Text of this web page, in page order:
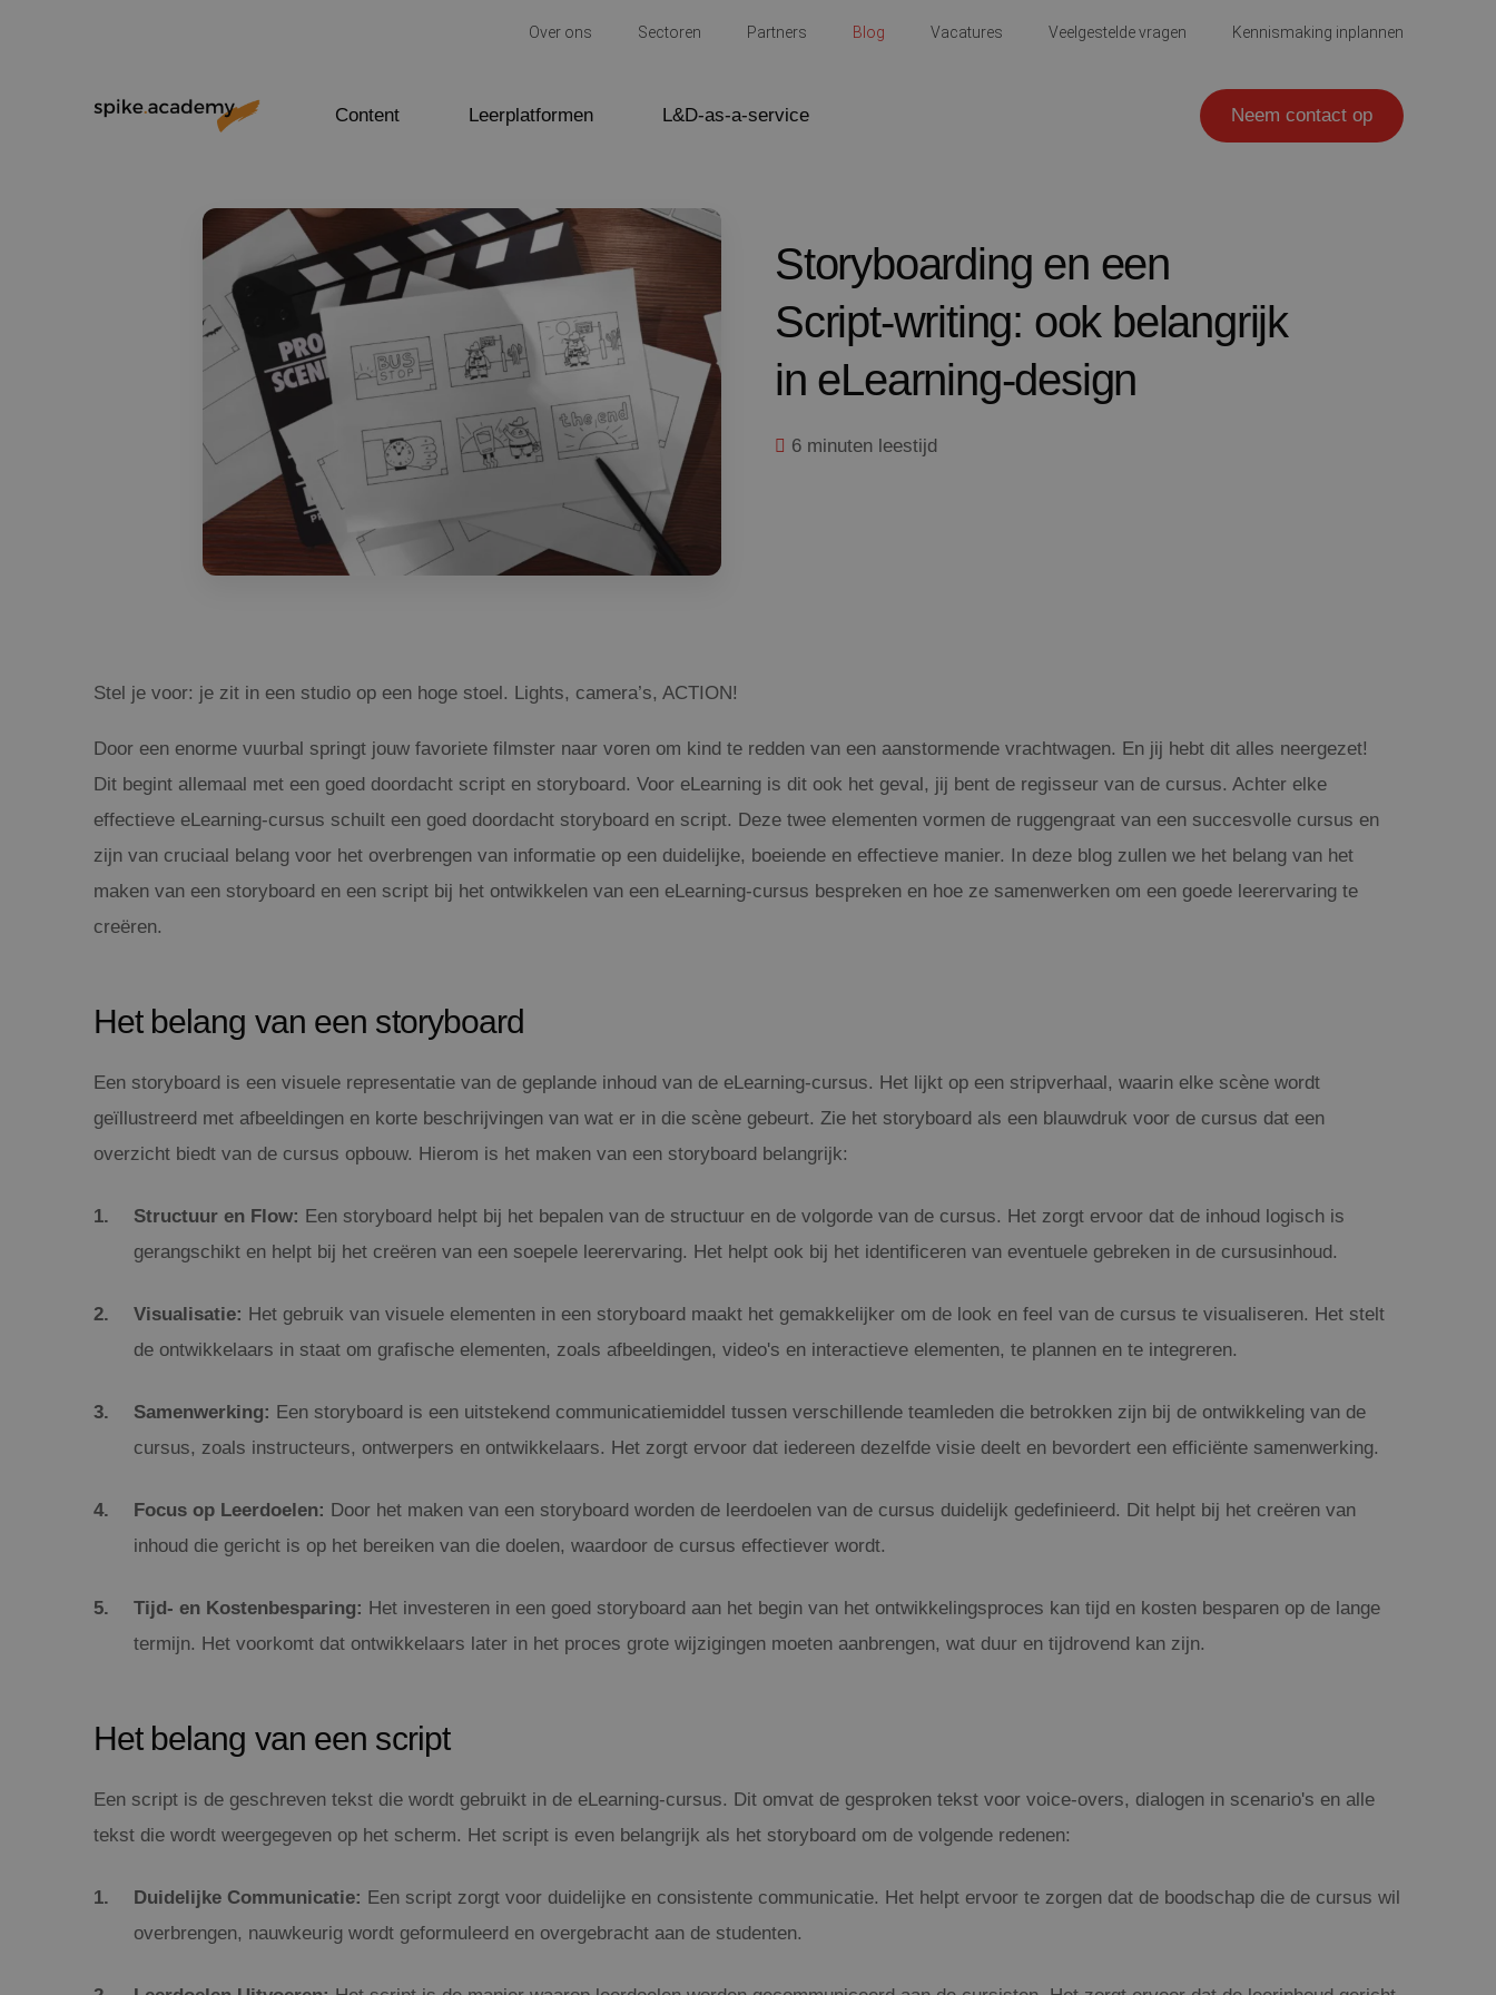
Over ons Sectoren Partners Blog Vacatures Veelgestelde vragen Kennismaking inplannen
Content Leerplatformen L&D-as-a-service Neem contact op
Storyboarding en een
Script-writing: ook belangrijk
in eLearning-design
6 minuten leestijd
Stel je voor: je zit in een studio op een hoge stoel. Lights, camera’s, ACTION!
Door een enorme vuurbal springt jouw favoriete filmster naar voren om kind te redden van een aanstormende vrachtwagen. En jij hebt dit alles neergezet!
Dit begint allemaal met een goed doordacht script en storyboard. Voor eLearning is dit ook het geval, jij bent de regisseur van de cursus. Achter elke
effectieve eLearning-cursus schuilt een goed doordacht storyboard en script. Deze twee elementen vormen de ruggengraat van een succesvolle cursus en
zijn van cruciaal belang voor het overbrengen van informatie op een duidelijke, boeiende en effectieve manier. In deze blog zullen we het belang van het
maken van een storyboard en een script bij het ontwikkelen van een eLearning-cursus bespreken en hoe ze samenwerken om een goede leerervaring te
creëren.
Het belang van een storyboard
Een storyboard is een visuele representatie van de geplande inhoud van de eLearning-cursus. Het lijkt op een stripverhaal, waarin elke scène wordt
geïllustreerd met afbeeldingen en korte beschrijvingen van wat er in die scène gebeurt. Zie het storyboard als een blauwdruk voor de cursus dat een
overzicht biedt van de cursus opbouw. Hierom is het maken van een storyboard belangrijk:
Structuur en Flow: Een storyboard helpt bij het bepalen van de structuur en de volgorde van de cursus. Het zorgt ervoor dat de inhoud logisch is
gerangschikt en helpt bij het creëren van een soepele leerervaring. Het helpt ook bij het identificeren van eventuele gebreken in de cursusinhoud.
Visualisatie: Het gebruik van visuele elementen in een storyboard maakt het gemakkelijker om de look en feel van de cursus te visualiseren. Het stelt
de ontwikkelaars in staat om grafische elementen, zoals afbeeldingen, video's en interactieve elementen, te plannen en te integreren.
Samenwerking: Een storyboard is een uitstekend communicatiemiddel tussen verschillende teamleden die betrokken zijn bij de ontwikkeling van de
cursus, zoals instructeurs, ontwerpers en ontwikkelaars. Het zorgt ervoor dat iedereen dezelfde visie deelt en bevordert een efficiënte samenwerking.
Focus op Leerdoelen: Door het maken van een storyboard worden de leerdoelen van de cursus duidelijk gedefinieerd. Dit helpt bij het creëren van
inhoud die gericht is op het bereiken van die doelen, waardoor de cursus effectiever wordt.
Tijd- en Kostenbesparing: Het investeren in een goed storyboard aan het begin van het ontwikkelingsproces kan tijd en kosten besparen op de lange
termijn. Het voorkomt dat ontwikkelaars later in het proces grote wijzigingen moeten aanbrengen, wat duur en tijdrovend kan zijn.
Het belang van een script
Een script is de geschreven tekst die wordt gebruikt in de eLearning-cursus. Dit omvat de gesproken tekst voor voice-overs, dialogen in scenario's en alle
tekst die wordt weergegeven op het scherm. Het script is even belangrijk als het storyboard om de volgende redenen:
Duidelijke Communicatie: Een script zorgt voor duidelijke en consistente communicatie. Het helpt ervoor te zorgen dat de boodschap die de cursus wil
overbrengen, nauwkeurig wordt geformuleerd en overgebracht aan de studenten.